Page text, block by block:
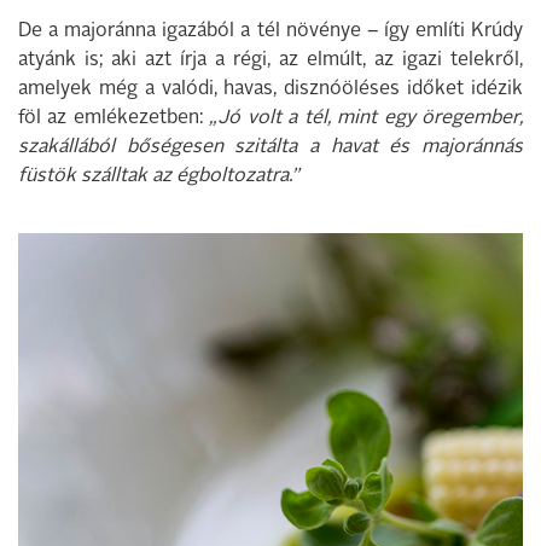
De a majoránna igazából a tél növénye – így említi Krúdy
atyánk is; aki azt írja a régi, az elmúlt, az igazi telekről,
amelyek még a valódi, havas, disznóöléses időket idézik
föl az emlékezetben: „Jó volt a tél, mint egy öregember;
szakállából bőségesen szitálta a havat és majoránnás
füstök szálltak az égboltozatra.”